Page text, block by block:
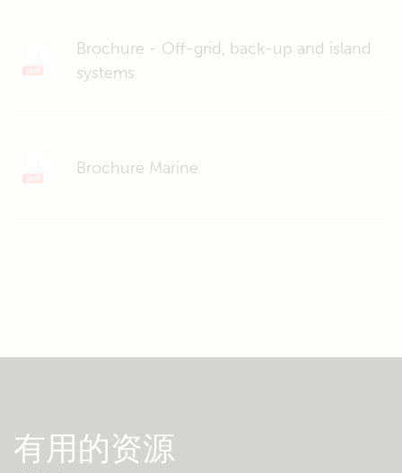
Brochure - Off-grid, back-up and island
systems
Brochure Marine
有用的资源